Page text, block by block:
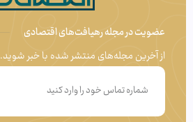
عضویت در مجله رهیافت‌های اقتصادی
از آخرین مجله‌های منتشر شده با خبر شوید.